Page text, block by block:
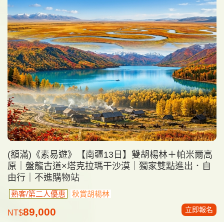
(額滿)《素易遊》【南疆13日】雙胡楊林＋帕米爾高
原｜盤龍古道×塔克拉瑪干沙漠｜獨家雙點進出．自
由行｜不進購物站
熟客/第二人優惠 秋賞胡楊林
NT$89,000 立即報名